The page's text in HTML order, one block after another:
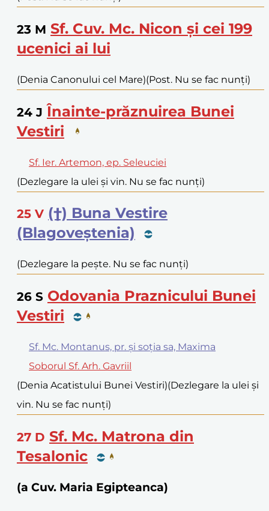
23 M Sf. Cuv. Mc. Nicon și cei 199
ucenici ai lui
(Denia Canonului cel Mare)(Post. Nu se fac nunți)
24 J Înainte-prăznuirea Bunei
Vestiri
Sf. Ier. Artemon, ep. Seleuciei
(Dezlegare la ulei și vin. Nu se fac nunți)
25 V (†) Buna Vestire
(Blagoveștenia)
(Dezlegare la pește. Nu se fac nunți)
26 S Odovania Praznicului Bunei
Vestiri
Sf. Mc. Montanus, pr. și soția sa, Maxima
Soborul Sf. Arh. Gavriil
(Denia Acatistului Bunei Vestiri)(Dezlegare la ulei și
vin. Nu se fac nunți)
27 D Sf. Mc. Matrona din
Tesalonic
(a Cuv. Maria Egipteanca)